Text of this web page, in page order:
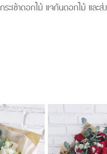
เช้าดอกไม้ แจกันดอกไม้ และส่